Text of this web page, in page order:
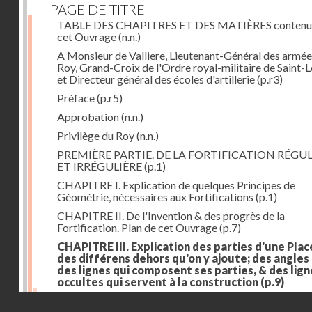
PAGE DE TITRE
TABLE DES CHAPITRES ET DES MATIÈRES
cet Ouvrage(n.n.)
A Monsieur de Valliere, Lieutenant-Général des
Roy, Grand-Croix de l'Ordre royal-militaire de Saint-
et Directeur général des écoles d'artillerie(p.r3)
Préface(p.r5)
Approbation(n.n.)
Privilège du Roy(n.n.)
PREMIÈRE PARTIE. DE LA FORTIFICATION
ET IRRÉGULIÈRE(p.1)
CHAPITRE I. Explication de quelques Principes de
Géométrie, nécessaires aux Fortifications (p.1)
CHAPITRE II. De l'Invention & des progrès de la
Fortification. Plan de cet Ouvrage(p.7)
CHAPITRE III. Explication des parties d'une
des différens dehors qu'on y ajoute; des angles
des lignes qui composent ses parties, & des
occultes qui servent à la construction (p.9)
Des lignes & des angles qui composent les parties